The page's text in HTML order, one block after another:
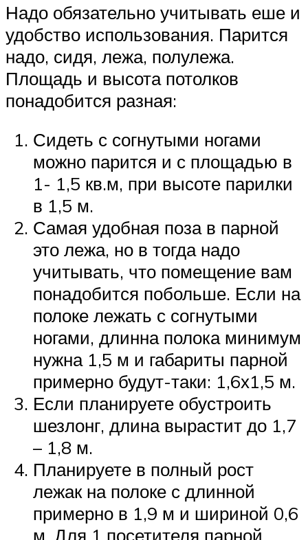
Надо обязательно учитывать еше и
удобство использования. Парится
надо, сидя, лежа, полулежа.
Площадь и высота потолков
понадобится разная:
Сидеть с согнутыми ногами
можно парится и с площадью в
1- 1,5 кв.м, при высоте парилки
в 1,5 м.
Самая удобная поза в парной
это лежа, но в тогда надо
учитывать, что помещение вам
понадобится побольше. Если на
полоке лежать с согнутыми
ногами, длинна полока минимум
нужна 1,5 м и габариты парной
примерно будут-таки: 1,6х1,5 м.
Если планируете обустроить
шезлонг, длина вырастит до 1,7
– 1,8 м.
Планируете в полный рост
лежак на полоке с длинной
примерно в 1,9 м и шириной 0,6
м. Для 1 посетителя парной